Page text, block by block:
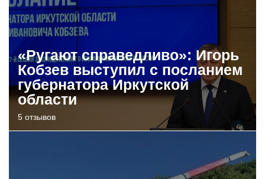
«Ругают справедливо»: Игорь
Кобзев выступил с посланием
губернатора Иркутской
области
5 отзывов